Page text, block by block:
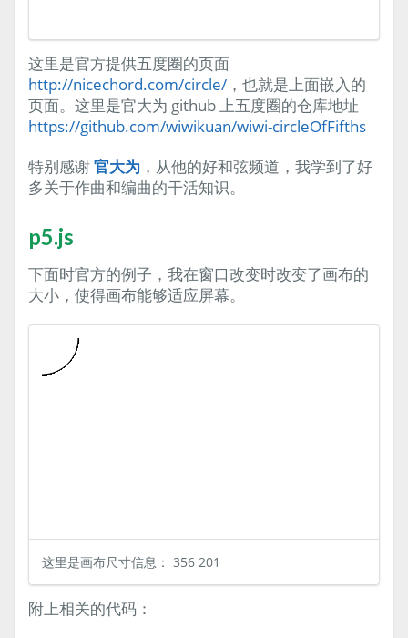
这里是官方提供五度圈的页面
http://nicechord.com/circle/ ，也就是上面嵌入的
页面。这里是官大为 github 上五度圈的仓库地址
https://github.com/wiwikuan/wiwi-circleOfFifths
特别感谢官大为 ，从他的好和弦频道，我学到了好
多关于作曲和编曲的干活知识。
p5.js
下面时官方的例子，我在窗口改变时改变了画布的
大小，使得画布能够适应屏幕。
这里是画布尺寸信息： 356 201
附上相关的代码：